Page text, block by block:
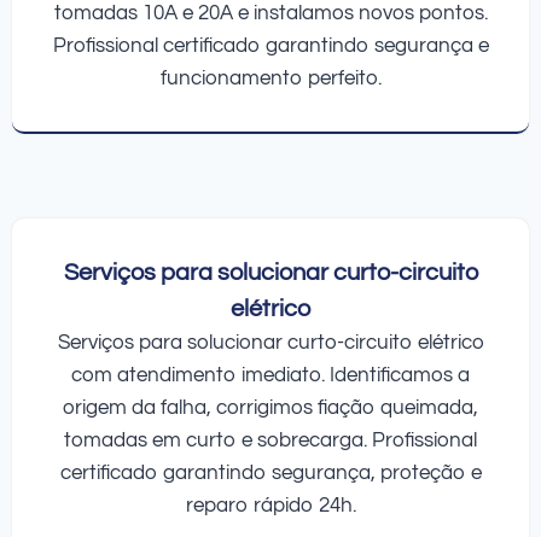
tomadas 10A e 20A e instalamos novos pontos.
Profissional certificado garantindo segurança e
funcionamento perfeito.
Serviços para solucionar curto-circuito
elétrico
Serviços para solucionar curto-circuito elétrico
com atendimento imediato. Identificamos a
origem da falha, corrigimos fiação queimada,
tomadas em curto e sobrecarga. Profissional
certificado garantindo segurança, proteção e
reparo rápido 24h.